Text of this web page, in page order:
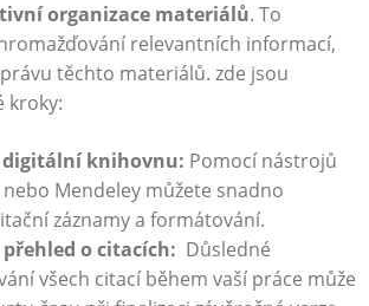
organizace materiálů. To
relevantních informací,
těchto materiálů. ‌zde jsou
kroky:
digitální knihovnu: ⁢Pomocí nástrojů ​
Mendeley⁢ můžete snadno
záznamy a formátování.
o citacích: ⁢ Důsledné
všech citací během vaší práce​ může